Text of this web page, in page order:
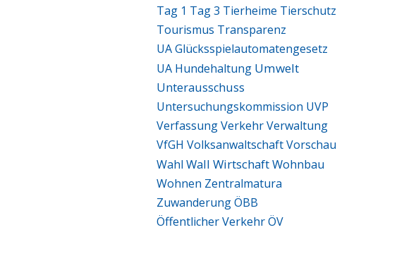
Tag 1 Tag 3 Tierheime Tierschutz
Tourismus Transparenz
UA Glücksspielautomatengesetz
UA Hundehaltung Umwelt
Unterausschuss
Untersuchungskommission UVP
VerfassungVerkehrVerwaltung
VfGH VolksanwaltschaftVorschau
Wahl Wall WirtschaftWohnbau
Wohnen Zentralmatura
ZuwanderungÖBB
Öffentlicher VerkehrÖV